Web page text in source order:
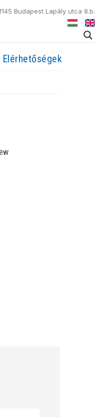
Budapest Lapály utca 8.b.
Elérhetőségek